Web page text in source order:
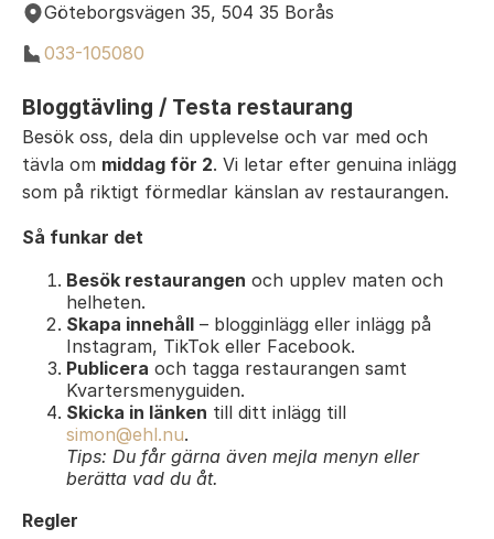
Göteborgsvägen 35, 504 35 Borås
033-105080
Bloggtävling / Testa restaurang
Besök oss, dela din upplevelse och var med och
tävla om middag för 2. Vi letar efter genuina inlägg
som på riktigt förmedlar känslan av restaurangen.
Så funkar det
Besök restaurangen och upplev maten och
helheten.
Skapa innehåll – blogginlägg eller inlägg på
Instagram, TikTok eller Facebook.
Publicera och tagga restaurangen samt
Kvartersmenyguiden.
Skicka in länken till ditt inlägg till
simon@ehl.nu.
Tips: Du får gärna även mejla menyn eller
berätta vad du åt.
Regler